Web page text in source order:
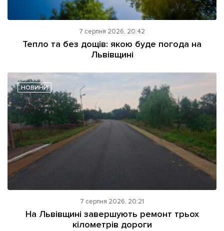
7 серпня 2026, 20:42
Тепло та без дощів: якою буде погода на
Львівщині
НОВИНИ
7 серпня 2026, 20:21
На Львівщині завершують ремонт трьох
кілометрів дороги